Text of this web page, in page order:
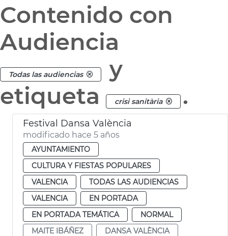
Contenido con
Audiencia
Todas las audiencias
y
etiqueta
crisi sanitària .
Festival Dansa València
modificado hace 5 años
AYUNTAMIENTO
CULTURA Y FIESTAS POPULARES
VALENCIA
TODAS LAS AUDIENCIAS
VALENCIA
EN PORTADA
EN PORTADA TEMÁTICA
NORMAL
MAITE IBÁÑEZ
DANSA VALÈNCIA